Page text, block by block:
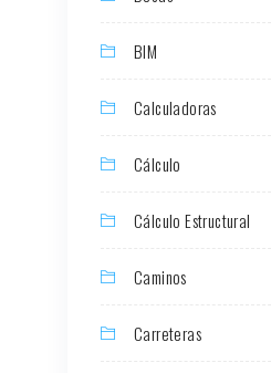
BIM
Calculadoras
Cálculo
Cálculo Estructural
Caminos
Carreteras